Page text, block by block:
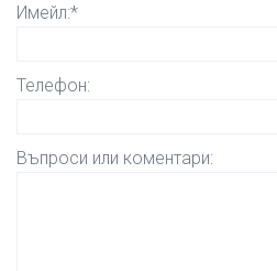
Имейл:*
Телефон:
Въпроси или коментари: